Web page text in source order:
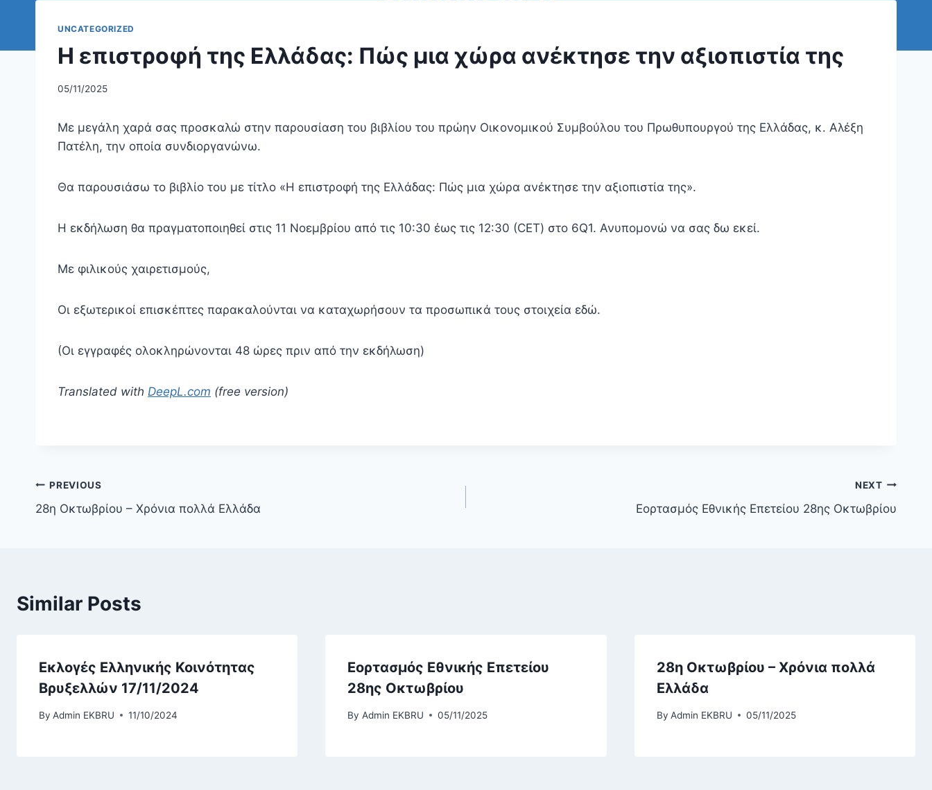
UNCATEGORIZED
Η επιστροφή της Ελλάδας: Πώς μια χώρα ανέκτησε την αξιοπιστία της
05/11/2025
Με μεγάλη χαρά σας προσκαλώ στην παρουσίαση του βιβλίου του πρώην Οικονομικού Συμβούλου του Πρωθυπουργού της Ελλάδας, κ. Αλέξη
Πατέλη, την οποία συνδιοργανώνω.
Θα παρουσιάσω το βιβλίο του με τίτλο «Η επιστροφή της Ελλάδας: Πώς μια χώρα ανέκτησε την αξιοπιστία της».
Η εκδήλωση θα πραγματοποιηθεί στις 11 Νοεμβρίου από τις 10:30 έως τις 12:30 (CET) στο 6Q1. Ανυπομονώ να σας δω εκεί.
Με φιλικούς χαιρετισμούς,
Οι εξωτερικοί επισκέπτες παρακαλούνται να καταχωρήσουν τα προσωπικά τους στοιχεία εδώ.
(Οι εγγραφές ολοκληρώνονται 48 ώρες πριν από την εκδήλωση)
Translated with DeepL.com (free version)
PREVIOUS
28η Οκτωβρίου – Χρόνια πολλά Ελλάδα
NEXT
Εορτασμός Εθνικής Επετείου 28ης Οκτωβρίου
Similar Posts
Εκλογές Ελληνικής Κοινότητας
Βρυξελλών 17/11/2024
By Admin EKBRU 11/10/2024
Εορτασμός Εθνικής Επετείου
28ης Οκτωβρίου
By Admin EKBRU 05/11/2025
28η Οκτωβρίου – Χρόνια πολλά
Ελλάδα
By Admin EKBRU 05/11/2025